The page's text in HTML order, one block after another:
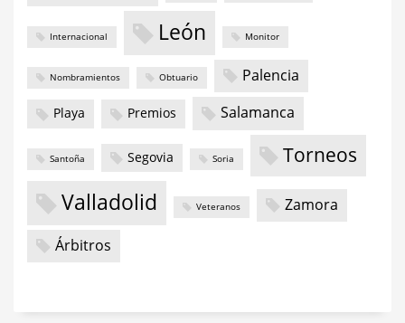
Internacional León Monitor
Nombramientos Obtuario Palencia
Playa Premios Salamanca
Santoña Segovia Soria Torneos
Valladolid Veteranos Zamora
Árbitros